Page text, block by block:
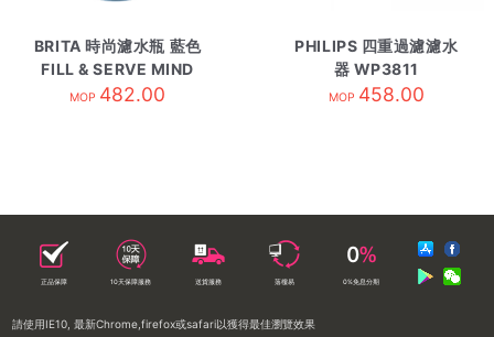
BRITA 時尚濾水瓶 藍色
FILL & SERVE MIND
MOP 482.00
PHILIPS 四重過濾濾水
器 WP3811
MOP 458.00
正品保障 10天保障服務 送貨服務 落樓易 0%免息分期
請使用IE10, 最新Chrome,firefox或safari以獲得最佳瀏覽效果